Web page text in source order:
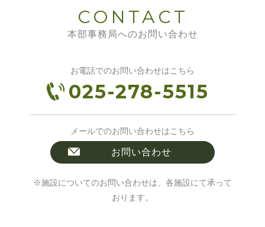
CONTACT
本部事務局へのお問い合わせ
お電話でのお問い合わせはこちら
025-278-5515
メールでのお問い合わせはこちら
お問い合わせ
※施設についてのお問い合わせは、各施設にて承って
おります。